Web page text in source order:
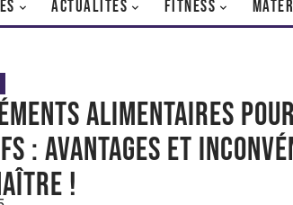
ACTUALITÉS FITNESS
alimentaires pour
: avantages et
!